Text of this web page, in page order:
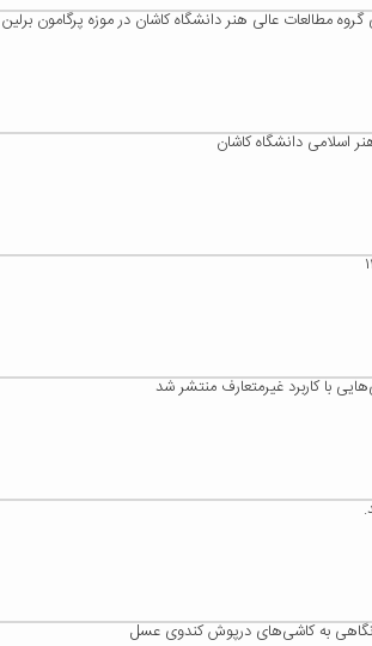
مطالعات عالی هنر دانشگاه کاشان در موزه پرگامون برلین
اسلامی دانشگاه کاشان
با کاربرد غیرمتعارف منتشر شد
نگاهی به کاشی‌های درپوش کندوی عسل